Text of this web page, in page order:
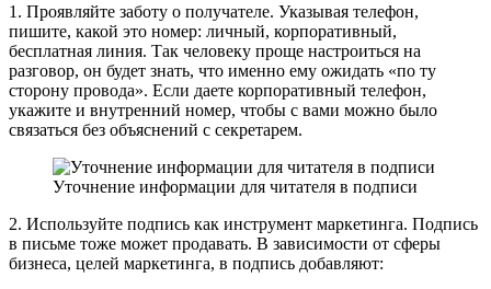
1. Проявляйте заботу о получателе. Указывая телефон,
пишите, какой это номер: личный, корпоративный,
бесплатная линия. Так человеку проще настроиться на
разговор, он будет знать, что именно ему ожидать «по ту
сторону провода». Если даете корпоративный телефон,
укажите и внутренний номер, чтобы с вами можно было
связаться без объяснений с секретарем.
Уточнение информации для читателя в подписи
2. Используйте подпись как инструмент маркетинга. Подпись
в письме тоже может продавать. В зависимости от сферы
бизнеса, целей маркетинга, в подпись добавляют: